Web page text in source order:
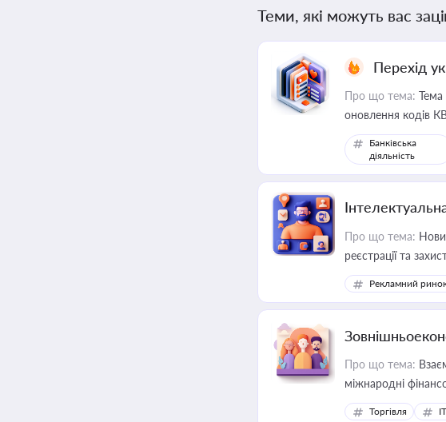
Теми, які можуть вас
Перехід
Про що тема: Тема
оновлення кодів
Банківська
діяльність
Про що тема:
реєстрації та
законодавстві у цій
Рекламний
Про що тема:
міжнародні
Торгівля